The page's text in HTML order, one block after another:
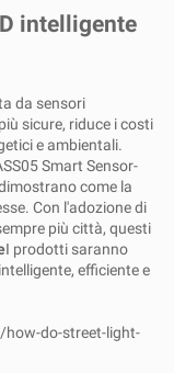
intelligente
da sensori
sicure, riduce i costi
e ambientali.
Smart Sensor-
come la
Con l'adozione di
più città, questi
I prodotti saranno
efficiente e
do-street-light-